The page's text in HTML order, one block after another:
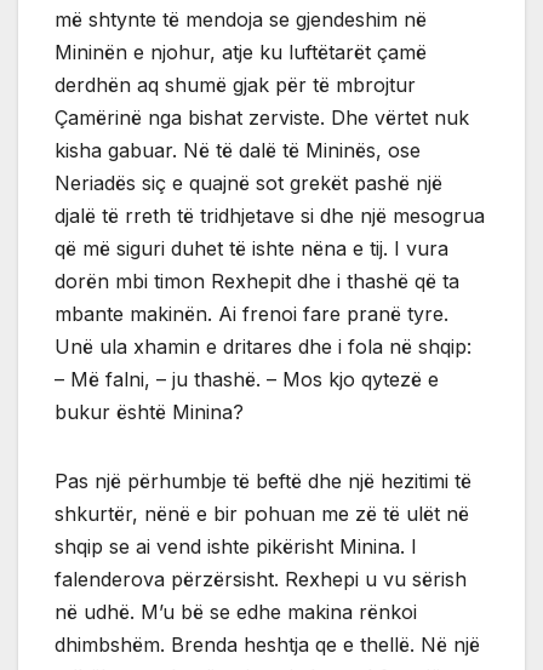
më shtynte të mendoja se gjendeshim në
Mininën e njohur, atje ku luftëtarët çamë
derdhën aq shumë gjak për të mbrojtur
Çamërinë nga bishat zerviste. Dhe vërtet nuk
kisha gabuar. Në të dalë të Mininës, ose
Neriadës siç e quajnë sot grekët pashë një
djalë të rreth të tridhjetave si dhe një mesogrua
që më siguri duhet të ishte nëna e tij. I vura
dorën mbi timon Rexhepit dhe i thashë që ta
mbante makinën. Ai frenoi fare pranë tyre.
Unë ula xhamin e dritares dhe i fola në shqip:
– Më falni, – ju thashë. – Mos kjo qytezë e
bukur është Minina?
Pas një përhumbje të beftë dhe një hezitimi të
shkurtër, nënë e bir pohuan me zë të ulët në
shqip se ai vend ishte pikërisht Minina. I
falenderova përzërsisht. Rexhepi u vu sërish
në udhë. M’u bë se edhe makina rënkoi
dhimbshëm. Brenda heshtja qe e thellë. Në një